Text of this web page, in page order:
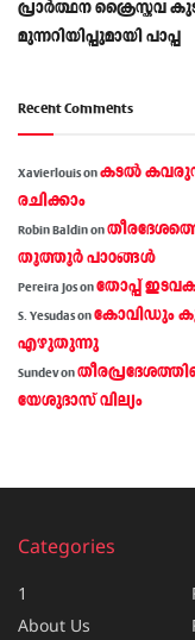
പ്രാര്‍ത്ഥന ക്രൈസ്തവ
മുന്നറിയിപ്പുമായി പാപ്പ
Recent Comments
Xavierlouisonകടല്‍
രചിക്കാം
Robin Baldinon
തൂത്തൂര്‍ പാഠങ്ങൾ
Pereira Josonതോപ്പ്
S. Yesudasonകോവിഡും
എഴുതുന്നു
Sundevon
യേശുദാസ് വില്യം
Categories
1
About Us